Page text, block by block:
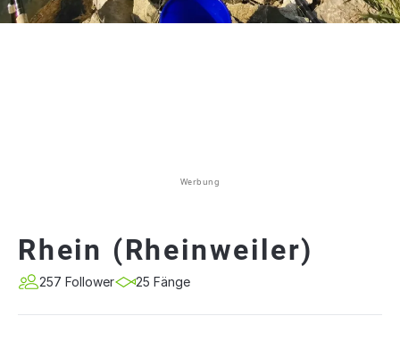
Werbung
Rhein (Rheinweiler)
257 Follower 25 Fänge